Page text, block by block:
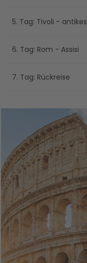
5. Tag: Tivoli -
6. Tag: Rom - Assisi
7. Tag: Rückreise